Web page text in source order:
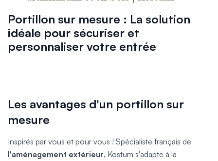
Portillon sur mesure : La solution
idéale pour sécuriser et
personnaliser votre entrée
Les avantages d'un portillon sur
mesure
Inspirés par vous et pour vous ! Spécialiste français de
l'aménagement extérieur, Kostum s'adapte à la